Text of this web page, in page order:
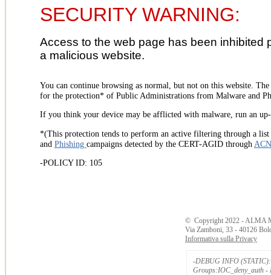
SECURITY WARNING:
Access to the web page has been
a malicious website.
You can continue browsing as normal, but not on this website.
for the protection* of Public Administrations from Malware and
If you think your device may be afflicted with malware, run an
*(This protection tends to perform an active filtering through a
and Phishing campaigns detected by the CERT-AGID through
-POLICY ID: 105
© Copyright 2022 - ALMA
Via Zamboni, 33 - 40126
Informativa sulla Privacy
-DEBUG INFO (STATIC):
Groups:IOC_deny_auth -